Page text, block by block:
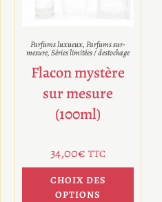
Parfums luxueux,Parfums sur-
mesure,Séries limitées / destockage
Flacon mystère
sur mesure
(100ml)
34,00€ TTC
CHOIX DES
OPTIONS